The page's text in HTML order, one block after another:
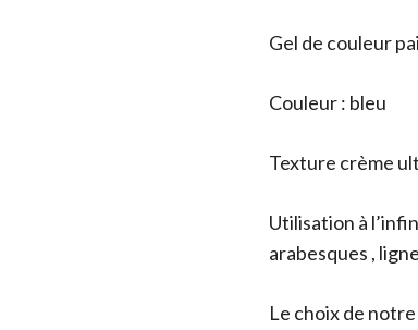
Gel de couleur
Couleur : bleu
Texture crème
Utilisation à
arabesques ,
Le choix de